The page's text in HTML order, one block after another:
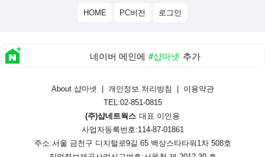
HOME PC버전 로그인
네이버 메인에 #샵마넷 추가
About 샵마넷 개인정보 처리방침
이용약관
TEL:02-851-0815
(주)샵네트웍스 대표 이인용
사업자등록번호:114-87-01861
주소:서울 금천구 디지털로9길 65 백상스타타워1차 508호